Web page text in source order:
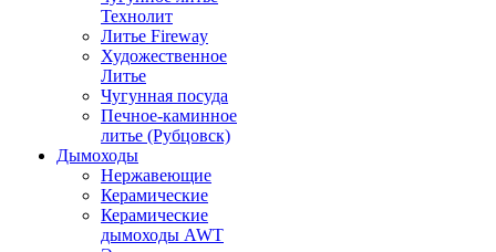
Технолит
Литье Fireway
Художественное
Литье
Чугунная посуда
Печное-каминное
литье (Рубцовск)
Дымоходы
Нержавеющие
Керамические
Керамические
дымоходы AWT